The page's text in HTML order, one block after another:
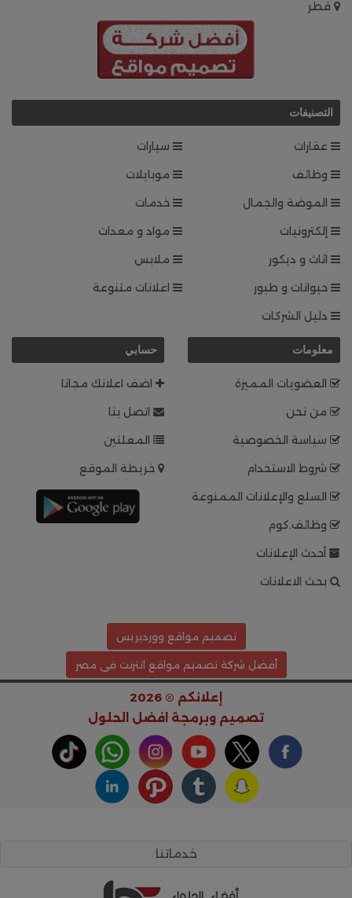
قطر
التصنيفات
عقارات
سيارات
وظائف
موبايلات
الموضة والجمال
خدمات
إلكترونيات
مواد و معدات
اثاث و ديكور
ملابس
حيوانات و طيور
اعلانات متنوعة
دليل الشركات
معلومات
العضويات المميزة
من نحن
سياسة الخصوصية
شروط الاستخدام
السلع والإعلانات الممنوعة
وظائف.كوم
أحدث الإعلانات
بحث الاعلانات
حسابي
اضف اعلانك مجانا
اتصل بنا
المعلنين
خريطة الموقع
تصميم مواقع ووردبريس
أفضل شركة تصميم مواقع انترنت فى مصر
إعلانكم © 2026
تصميم وبرمجة افضل الحلول
خدماتنا